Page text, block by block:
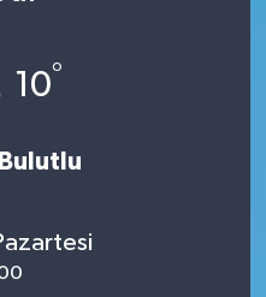
10°